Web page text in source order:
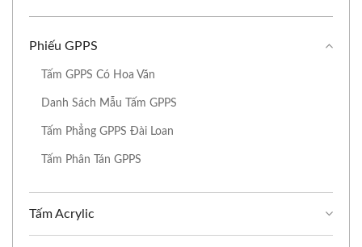
Phiếu GPPS
Tấm GPPS Có Hoa Văn
Danh Sách Mẫu Tấm GPPS
Tấm Phẳng GPPS Đài Loan
Tấm Phân Tán GPPS
Tấm Acrylic